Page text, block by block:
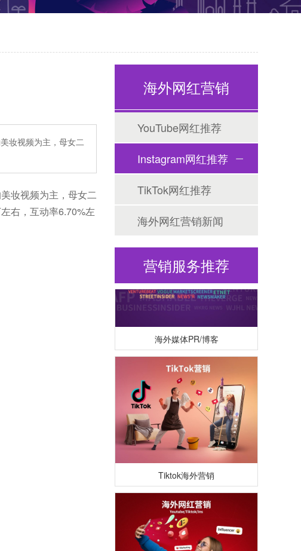
妆视频为主，母女二
妆视频为主，母女二
右，互动率6.70%左
海外网红营销
YouTube网红推荐
Instagram网红推荐
TikTok网红推荐
海外网红营销新闻
营销服务推荐
海外网红营销
海外社媒代运营
海外媒体PR/博客
Tiktok海外营销